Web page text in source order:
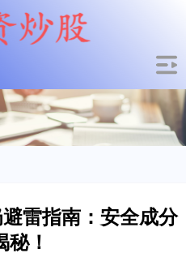
雷指南：安全成分
秘！